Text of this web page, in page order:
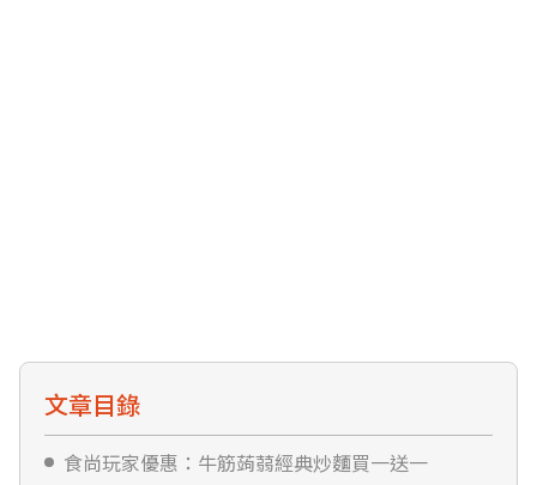
文章目錄
食尚玩家優惠：牛筋蒟蒻經典炒麵買一送一